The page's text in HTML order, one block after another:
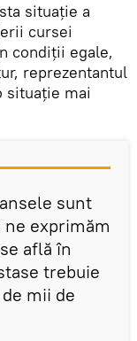
situație a
cursei
condiții egale,
reprezentantul
situație mai
sunt
ne exprimăm
află în
trebuie
mii de